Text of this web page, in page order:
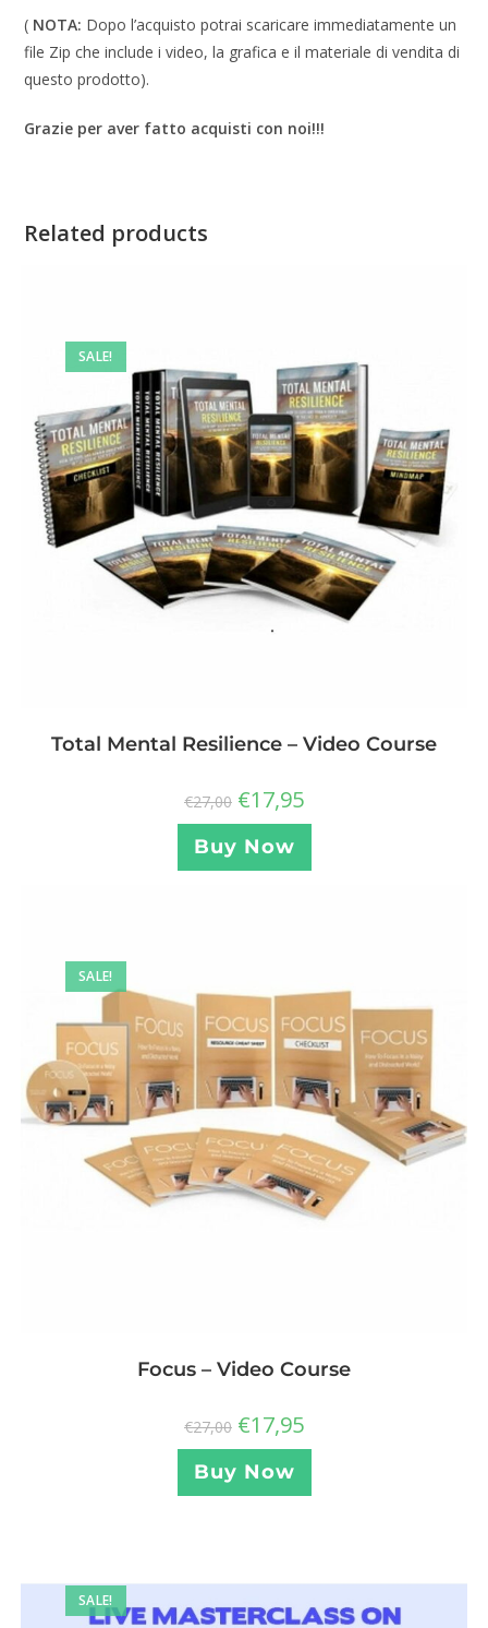
( NOTA: Dopo l’acquisto potrai scaricare immediatamente un
file Zip che include i video, la grafica e il materiale di vendita di
questo prodotto).
Grazie per aver fatto acquisti con noi!!!
Related products
SALE!
Total Mental Resilience – Video Course
€27,00 €17,95
Buy Now
SALE!
Focus – Video Course
€27,00 €17,95
Buy Now
SALE!